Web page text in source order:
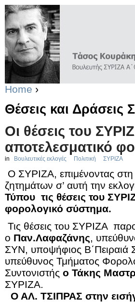
Home ›
Θέσεις και Δράσεις
Οι θέσεις του
αποτελεσματικό
in Βουλευτικές εκλογές Πολιτική ΣΥΡΙΖΑ
Ο ΣΥΡΙΖΑ, επιμένοντας στη
ζητημάτων σ’ αυτή την
Τύπου τις θέσεις του
φορολογικό σύστημα.
Τις θέσεις του ΣΥΡΙΖΑ
o Παν.Λαφαζάνης,
ΣΥΝ, υποψήφιος Β΄Πειραιά
υπεύθυνος Τμήματος
Συντονιστής ο Τάκης
ΣΥΡΙΖΑ.
Ο ΑΛ. ΤΣΙΠΡΑΣ στην